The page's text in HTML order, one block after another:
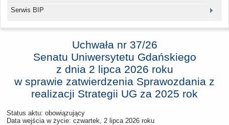
Serwis BIP
Uchwała nr 37/26
Senatu Uniwersytetu Gdańskiego
z dnia 2 lipca 2026 roku
w sprawie zatwierdzenia Sprawozdania z
realizacji Strategii UG za 2025 rok
Status aktu: obowiązujący
Data wejścia w życie: czwartek, 2 lipca 2026 roku